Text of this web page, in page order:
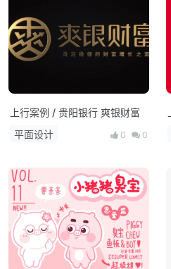
上行案例 / 贵阳银行 爽银财富
平面设计
0 0